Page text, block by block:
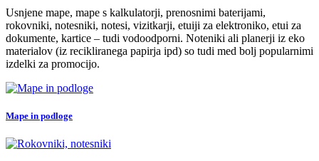
Usnjene mape, mape s kalkulatorji, prenosnimi baterijami,
rokovniki, notesniki, notesi, vizitkarji, etuiji za elektroniko, etui za
dokumente, kartice – tudi vodoodporni. Noteniki ali planerji iz eko
materialov (iz recikliranega papirja ipd) so tudi med bolj popularnimi
izdelki za promocijo.
Mape in podloge